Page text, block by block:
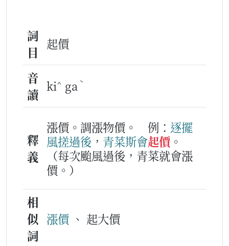
詞
目
起價
音
讀
ki^ ga ˋ
釋
義
漲價。調漲物價。 例： 逐擺
風搓過後 ， 青菜斯會起價 。
（每次颱風過後，青菜就會漲
價。）
相
似
詞
漲價 、 起大價